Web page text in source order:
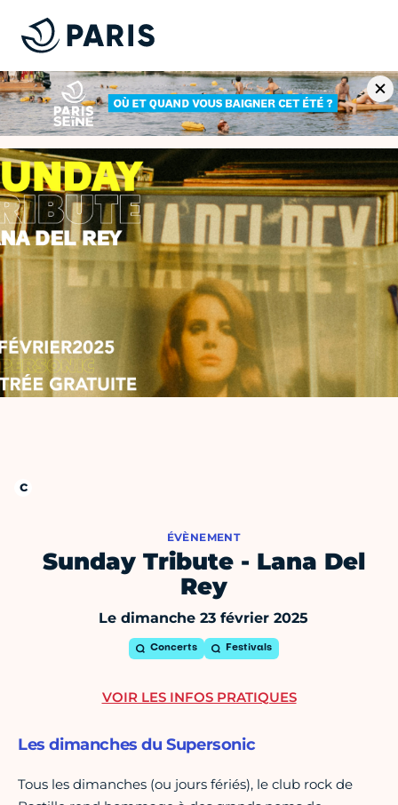
ÉVÈNEMENT
Sunday Tribute - Lana Del
Rey
Le dimanche 23 février 2025
Concerts Festivals
Les dimanches du Supersonic
Tous les dimanches (ou jours fériés), le club rock de
VOIR LES INFOS PRATIQUES